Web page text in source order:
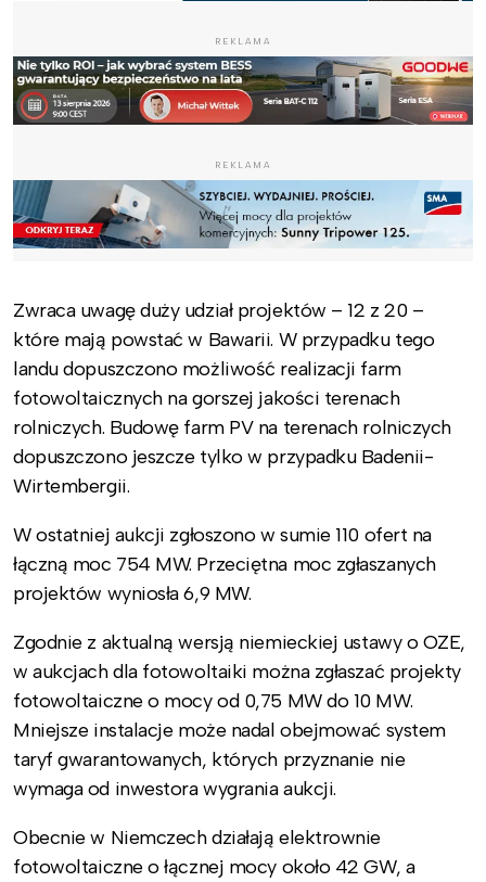
REKLAMA
REKLAMA
Zwraca uwagę duży udział projektów – 12 z 20 –
które mają powstać w Bawarii. W przypadku tego
landu dopuszczono możliwość realizacji farm
fotowoltaicznych na gorszej jakości terenach
rolniczych. Budowę farm PV na terenach rolniczych
dopuszczono jeszcze tylko w przypadku Badenii-
Wirtembergii.
W ostatniej aukcji zgłoszono w sumie 110 ofert na
łączną moc 754 MW. Przeciętna moc zgłaszanych
projektów wyniosła 6,9 MW.
Zgodnie z aktualną wersją niemieckiej ustawy o OZE,
w aukcjach dla fotowoltaiki można zgłaszać projekty
fotowoltaiczne o mocy od 0,75 MW do 10 MW.
Mniejsze instalacje może nadal obejmować system
taryf gwarantowanych, których przyznanie nie
wymaga od inwestora wygrania aukcji.
Obecnie w Niemczech działają elektrownie
fotowoltaiczne o łącznej mocy około 42 GW, a